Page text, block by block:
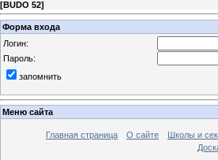
[BUDO 52]
Форма входа
Логин:
Пароль:
запомнить
Меню сайта
Главная страница О сайте Школы и